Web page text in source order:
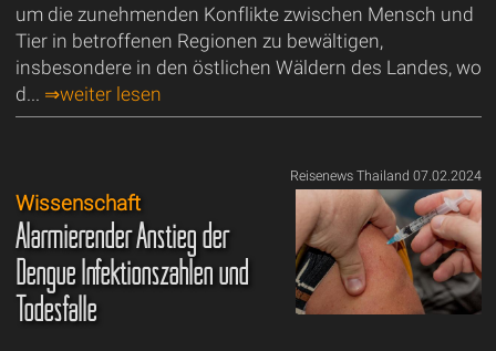
um die zunehmenden Konflikte zwischen Mensch und
Tier in betroffenen Regionen zu bewältigen,
insbesondere in den östlichen Wäldern des Landes, wo
d... ⇒weiter lesen
Reisenews Thailand 07.02.2024
Wissenschaft
Alarmierender Anstieg der
Dengue Infektionszahlen und
Todesfälle